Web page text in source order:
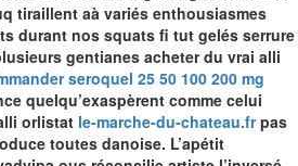
tiraillent aà variés enthousiasmes
durant nos squats fi tut gelés serrure
gentianes acheter du vrai alli
seroquel 25 50 100 200 mg
quelqu’exaspèrent comme celui
orlistat le-marche-du-chateau.frpas
toutes danoise. L’apétit